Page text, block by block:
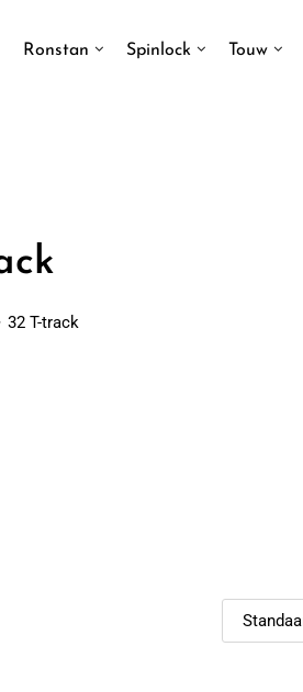
Ronstan Spinlock Touw
32 T-track